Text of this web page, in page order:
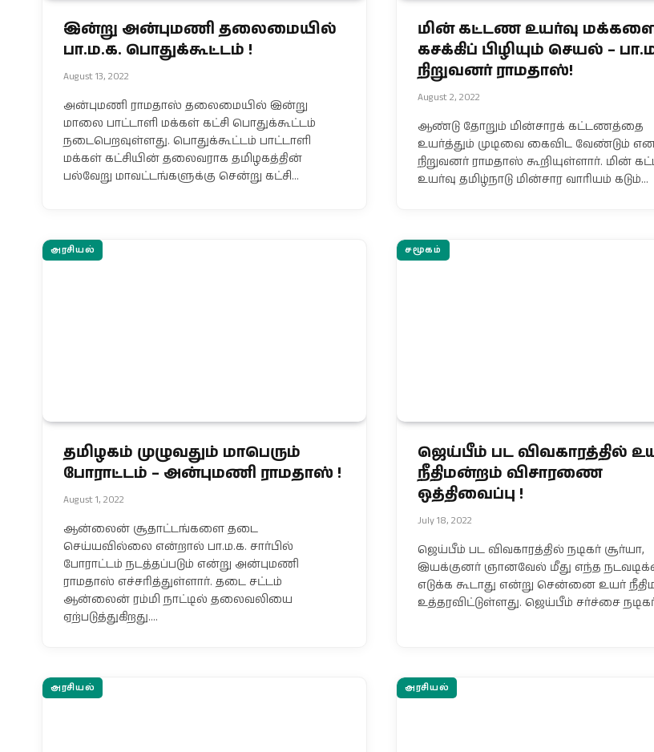
இன்று அன்புமணி தலைமையில்
பா.ம.க. பொதுக்கூட்டம் !
August 13, 2022
அன்புமணி ராமதாஸ் தலைமையில் இன்று
மாலை பாட்டாளி மக்கள் கட்சி பொதுக்கூட்டம்
நடைபெறவுள்ளது. பொதுக்கூட்டம் பாட்டாளி
மக்கள் கட்சியின் தலைவராக தமிழகத்தின்
பல்வேறு மாவட்டங்களுக்கு சென்று கட்சி…
மின் கட்டண உயர்வு
கசக்கிப் பிழியும் செயல் –
நிறுவனர் ராமதாஸ்!
August 2, 2022
ஆண்டு தோறும் மின்சாரக் கட்டணத்தை
உயர்த்தும் முடிவை கைவிட வேண்டும் என
நிறுவனர் ராமதாஸ் கூறியுள்ளார். மின்
உயர்வு தமிழ்நாடு மின்சார வாரியம் கடும்…
அரசியல்
தமிழகம் முழுவதும் மாபெரும்
போராட்டம் – அன்புமணி ராமதாஸ் !
August 1, 2022
ஆன்லைன் சூதாட்டங்களை தடை
செய்யவில்லை என்றால் பா.ம.க. சார்பில்
போராட்டம் நடத்தப்படும் என்று அன்புமணி
ராமதாஸ் எச்சரித்துள்ளார். தடை சட்டம்
ஆன்லைன் ரம்மி நாட்டில் தலைவலியை
ஏற்படுத்துகிறது.…
சமூகம்
ஜெய்பீம் பட விவகாரத்தில்
நீதிமன்றம் விசாரணை
ஒத்திவைப்பு !
July 18, 2022
ஜெய்பீம் பட விவகாரத்தில் நடிகர் சூர்யா,
இயக்குனர் ஞானவேல் மீது எந்த
எடுக்க கூடாது என்று சென்னை உயர்
உத்தரவிட்டுள்ளது. ஜெய்பீம் சர்ச்சை
அரசியல் அரசியல்